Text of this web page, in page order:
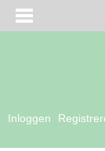
Inloggen